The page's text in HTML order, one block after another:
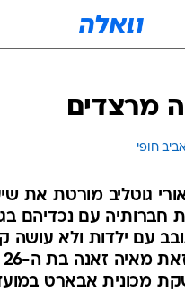
מרצדים
חופי
גוטליב מורטת את
חברותיה עם נכדיהם
עם ילדות ולא עושה
מכונית אבארט